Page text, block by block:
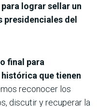
lograr sellar un
presidenciales del
final para
que tienen
reconocer los
discutir y recuperar la